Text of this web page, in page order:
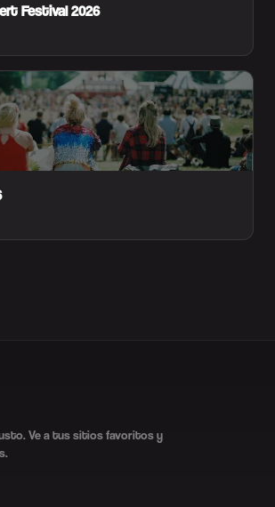
Festival 2026
Ve a tus sitios favoritos y